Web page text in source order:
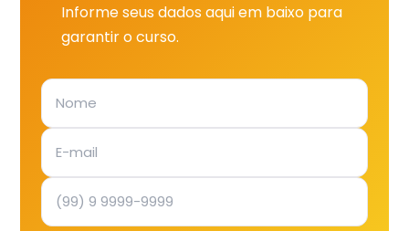
Informe seus dados aqui em baixo para
garantir o curso.